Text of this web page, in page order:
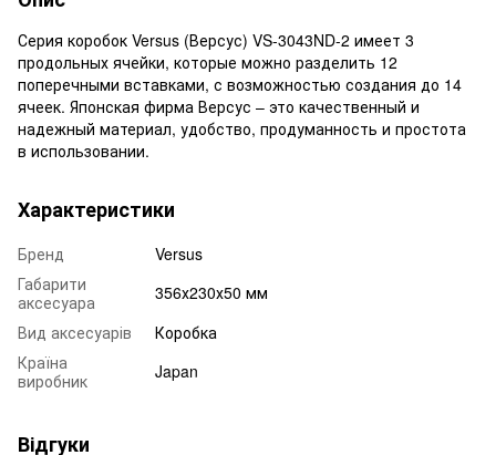
Серия коробок Versus (Версус) VS-3043ND-2 имеет 3
продольных ячейки, которые можно разделить 12
поперечными вставками, с возможностью создания до 14
ячеек. Японская фирма Версус – это качественный и
надежный материал, удобство, продуманность и простота
в использовании.
Характеристики
Бренд
Versus
Габарити
аксесуара
356х230х50 мм
Вид аксесуарів
Коробка
Країна
виробник
Japan
Відгуки